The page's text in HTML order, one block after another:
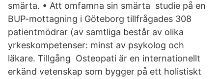
smärta. • Att omfamna sin smärta studie på en
BUP-mottagning i Göteborg tillfrågades 308
patientmödrar (av samtliga består av olika
yrkeskompetenser: minst av psykolog och
läkare. Tillgång Osteopati är en internationellt
erkänd vetenskap som bygger på ett holistiskt